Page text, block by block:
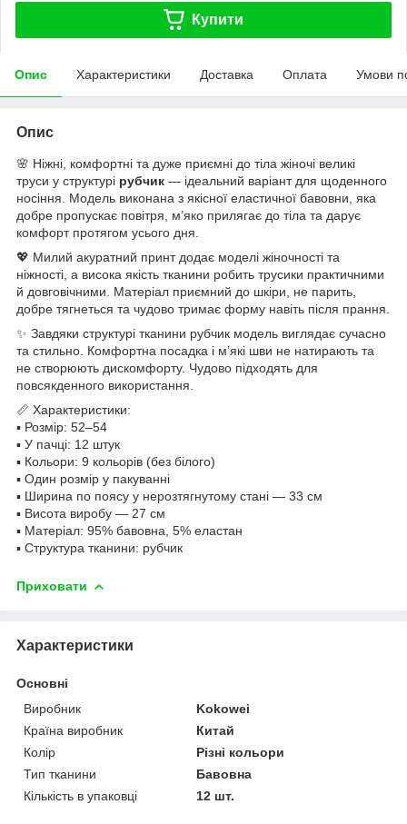
Купити
Опис Характеристики Доставка Оплата Умови
Опис
🌸 Ніжні, комфортні та дуже приємні до тіла жіночі великі
труси у структурі рубчик — ідеальний варіант для щоденного
носіння. Модель виконана з якісної еластичної бавовни, яка
добре пропускає повітря, м’яко прилягає до тіла та дарує
комфорт протягом усього дня.
💖 Милий акуратний принт додає моделі жіночності та
ніжності, а висока якість тканини робить трусики практичними
й довговічними. Матеріал приємний до шкіри, не парить,
добре тягнеться та чудово тримає форму навіть після прання.
✨ Завдяки структурі тканини рубчик модель виглядає сучасно
та стильно. Комфортна посадка і м’які шви не натирають та
не створюють дискомфорту. Чудово підходять для
повсякденного використання.
📏 Характеристики:
▪ Розмір: 52–54
▪ У пачці: 12 штук
▪ Кольори: 9 кольорів (без білого)
▪ Один розмір у пакуванні
▪ Ширина по поясу у нерозтягнутому стані — 33 см
▪ Висота виробу — 27 см
▪ Матеріал: 95% бавовна, 5% еластан
▪ Структура тканини: рубчик
Приховати
Характеристики
Основні
Виробник
Kokowei
Країна виробник
Китай
Колір
Різні кольори
Тип тканини
Бавовна
Кількість в упаковці
12 шт.